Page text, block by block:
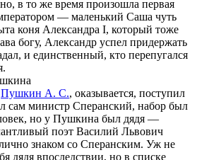
в то же время произошла первая
— маленький Саша чуть
коня Александра I, который тоже
богу, Александр успел придержать
и единственный, кто перепугался
Пушкин А. С., оказывается, поступил
сам министр Сперанский, набор был
но у Пушкина был дядя —
поэт Василий Львович
знаком со Сперанским. Уж не
дядя впоследствии, но в списке